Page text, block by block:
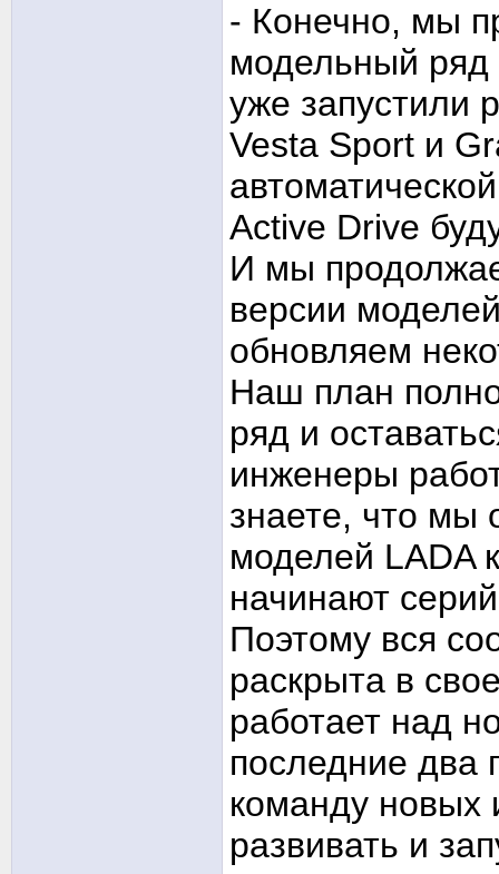
- Конечно, мы
модельный ряд
уже запустили
Vesta Sport и
Active Drive
И мы
версии
обновляем
Наш план
ряд и
инженеры
знаете, что мы
моделей LADA
начинают
Поэтому вся
раскрыта в
работает над
последние два
команду новых
развивать и